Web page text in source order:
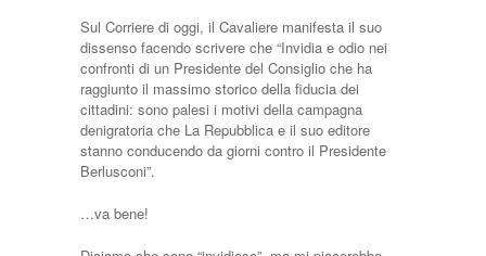
Sul Corriere di oggi, il Cavaliere manifesta il suo
dissenso facendo scrivere che “Invidia e odio nei
confronti di un Presidente del Consiglio che ha
raggiunto il massimo storico della fiducia dei
cittadini: sono palesi i motivi della campagna
denigratoria che La Repubblica e il suo editore
stanno conducendo da giorni contro il Presidente
Berlusconi”.
…va bene!